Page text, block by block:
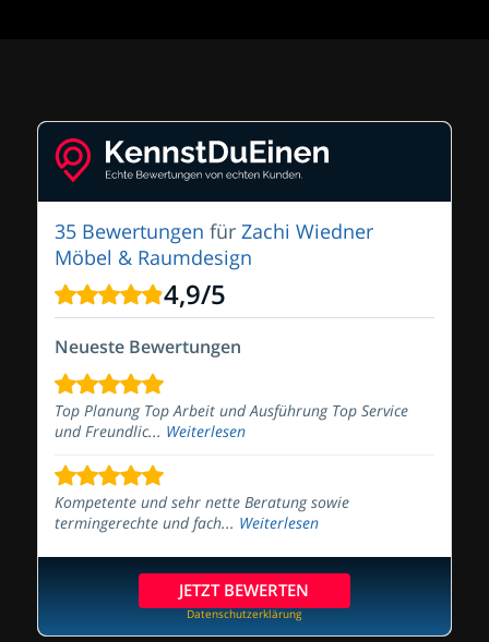
35 Bewertungen für Zachi Wiedner
Möbel & Raumdesign
4,9/5
Neueste Bewertungen
Top Planung Top Arbeit und Ausführung Top Service
und Freundlic... Weiterlesen
Kompetente und sehr nette Beratung sowie
termingerechte und fach... Weiterlesen
JETZT BEWERTEN
Datenschutzerklärung